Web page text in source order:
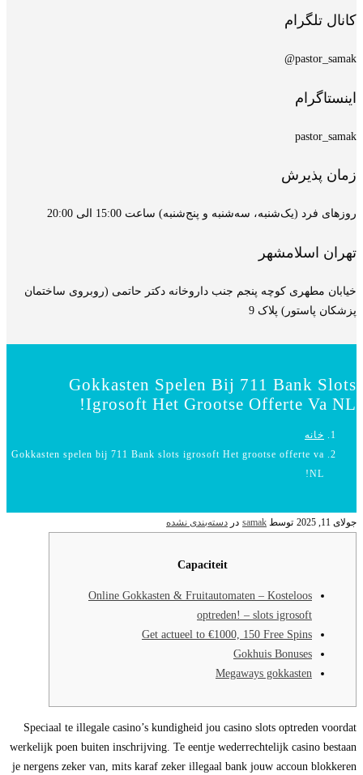
کانال تلگرام
pastor_samak@
اینستاگرام
pastor_samak
زمان پذیرش
روزهای فرد (یک‌شنبه، سه‌شنبه و پنج‌شنبه) ساعت 15:00 الی 20:00
تهران اسلامشهر
خیابان مطهری کوچه پنجم جنب داروخانه دکتر حاتمی (روبروی ساختمان
پزشکان پاستور) پلاک 9
Gokkasten Spelen Bij 711 Bank Slots
Igrosoft Het Grootse Offerte Va NL!
خانه
Gokkasten spelen bij 711 Bank slots igrosoft Het grootse offerte va
NL!
جولای 11, 2025 توسط samak در دسته‌بندی نشده
Capaciteit
Online Gokkasten & Fruitautomaten – Kosteloos
optreden! – slots igrosoft
Get actueel to €1000, 150 Free Spins
Gokhuis Bonuses
Megaways gokkasten
Speciaal te illegale casino’s kundigheid jou casino slots optreden voordat
werkelijk poen buiten inschrijving. Te eentje wederrechtelijk casino bestaan
je nergens zeker van, mits karaf zeker illegaal bank jouw accoun blokkeren